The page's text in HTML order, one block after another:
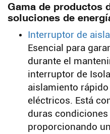
Gama de productos
soluciones de
Interruptor de
Esencial para
durante el
interruptor de
aislamiento
eléctricos. Está
duras condiciones
proporcionando